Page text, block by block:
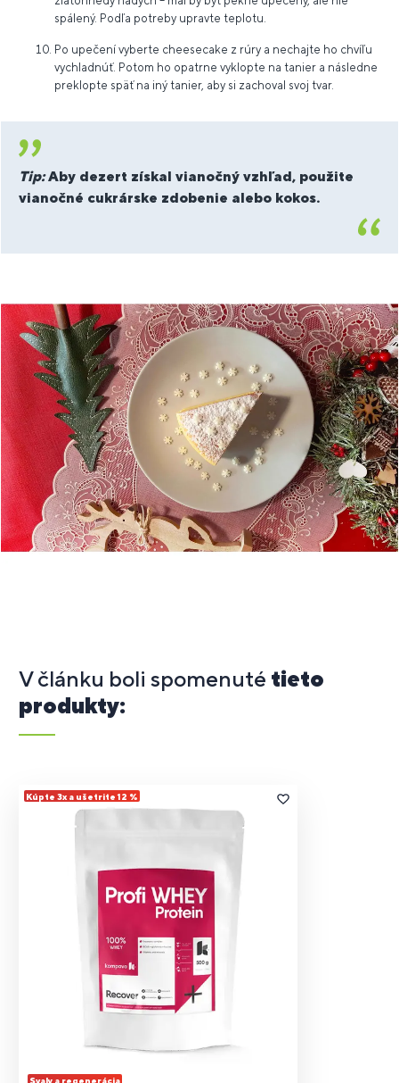
spálený. Podľa potreby upravte teplotu.
Po upečení vyberte cheesecake z rúry a nechajte ho chvíľu
vychladnúť. Potom ho opatrne vyklopte na tanier a následne
preklopte späť na iný tanier, aby si zachoval svoj tvar.
Tip:Aby dezert získal vianočný vzhľad, použite
vianočné cukrárske zdobenie alebo kokos.
V článku boli spomenuté tieto
produkty:
Kúpte 3x a ušetrite 12 %
Svaly a regenerácia